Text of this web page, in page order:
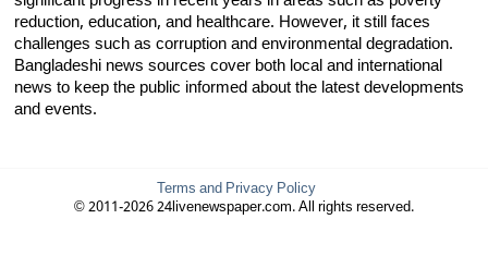
reduction, education, and healthcare. However, it still faces
challenges such as corruption and environmental degradation.
Bangladeshi news sources cover both local and international
news to keep the public informed about the latest developments
and events.
Terms and Privacy Policy
© 2011-2026 24livenewspaper.com. All rights reserved.